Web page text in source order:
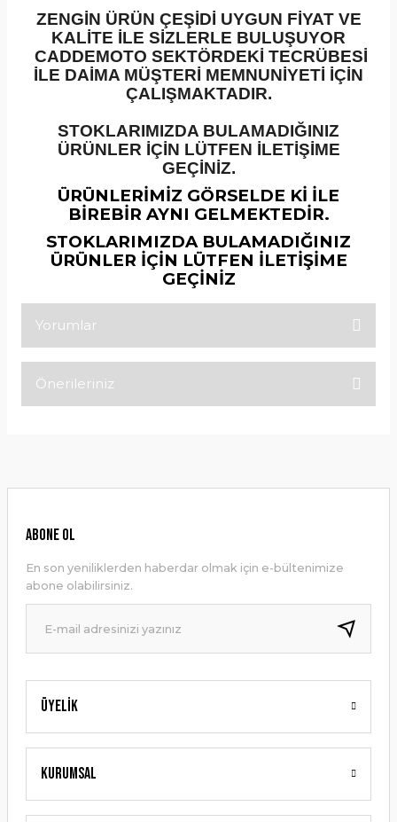
ZENGİN ÜRÜN ÇEŞİDİ UYGUN FİYAT VE
KALİTE İLE SİZLERLE BULUŞUYOR
CADDEMOTO SEKTÖRDEKİ TECRÜBESİ
İLE DAİMA MÜŞTERİ MEMNUNİYETİ İÇİN
ÇALIŞMAKTADIR.
STOKLARIMIZDA BULAMADIĞINIZ
ÜRÜNLER İÇİN LÜTFEN İLETİŞİME
GEÇİNİZ.
ÜRÜNLERİMİZ GÖRSELDE Kİ İLE
BİREBİR AYNI GELMEKTEDİR.
STOKLARIMIZDA BULAMADIĞINIZ
ÜRÜNLER İÇİN LÜTFEN İLETİŞİME
GEÇİNİZ
Yorumlar
Önerileriniz
Ürün resmi kalitesiz, bozuk veya görüntülenemiyor.
Ürün bilgilerinde hatalar bulunuyor.
Ürün fiyatı diğer sitelerden daha pahalı.
Bu ürüne benzer farklı alternatifler olmalı.
Gönder
Üyelik
Kurumsal
ABONE OL
En son yeniliklerden haberdar olmak için e-bültenimize
abone olabilirsiniz.